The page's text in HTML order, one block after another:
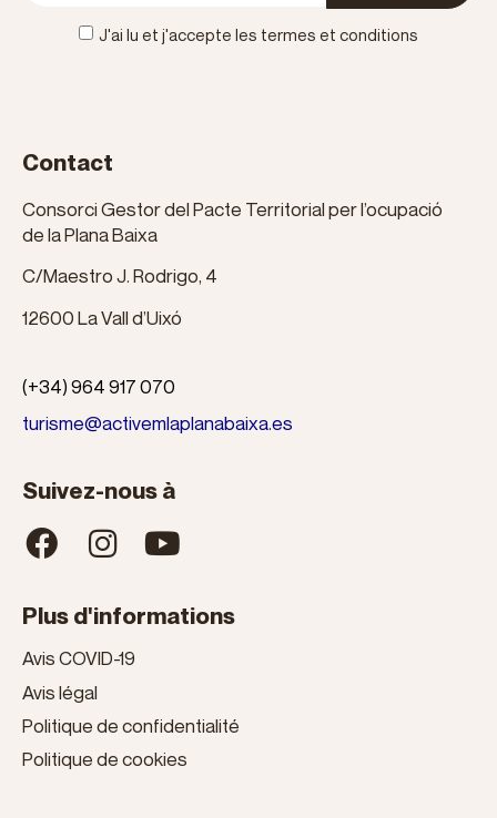
J'ai lu et j'accepte les termes et conditions
Contact
Consorci Gestor del Pacte Territorial per l’ocupació
de la Plana Baixa
C/Maestro J. Rodrigo, 4
12600 La Vall d’Uixó
(+34) 964 917 070
turisme@activemlaplanabaixa.es
Suivez-nous à
Plus d'informations
Avis COVID-19
Avis légal
Politique de confidentialité
Politique de cookies